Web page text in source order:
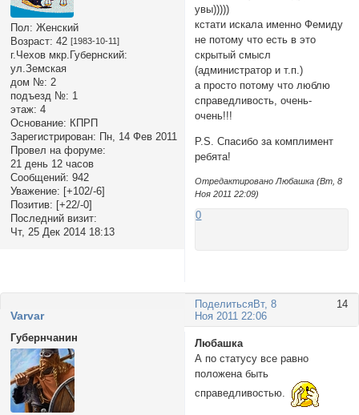
Пол: Женский
Возраст: 42 [1983-10-11]
г.Чехов мкр.Губернский:
ул.Земская
дом №: 2
подъезд №: 1
этаж: 4
Основание: КПРП
Зарегистрирован: Пн, 14 Фев 2011
Провел на форуме:
21 день 12 часов
Сообщений: 942
Уважение: [+102/-6]
Позитив: [+22/-0]
Последний визит:
Чт, 25 Дек 2014 18:13
увы)))))
кстати искала именно Фемиду
не потому что есть в это
скрытый смысл
(администратор и т.п.)
а просто потому что люблю
справедливость, очень-
очень!!!
P.S. Спасибо за комплимент
ребята!
Отредактировано Любашка (Вт, 8
Ноя 2011 22:09)
0
Поделиться 14
Вт, 8
Ноя 2011 22:06
Varvar
Губернчанин
Любашка
А по статусу все равно
положена быть
справедливостью.